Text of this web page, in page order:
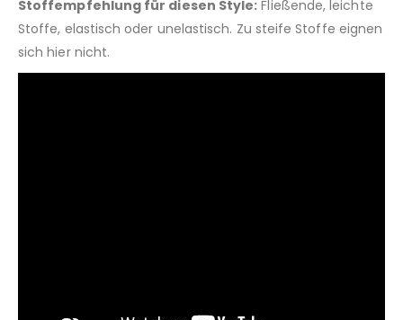
Stoffempfehlung für diesen Style: Fließende, leichte
Stoffe, elastisch oder unelastisch. Zu steife Stoffe eignen
sich hier nicht.